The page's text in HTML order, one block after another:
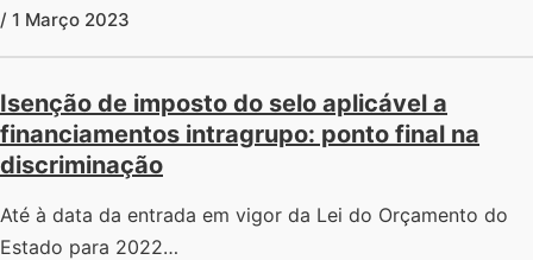
/ 1 Março 2023
Isenção de imposto do selo aplicável a
financiamentos intragrupo: ponto final na
discriminação
Até à data da entrada em vigor da Lei do Orçamento do
Estado para 2022…